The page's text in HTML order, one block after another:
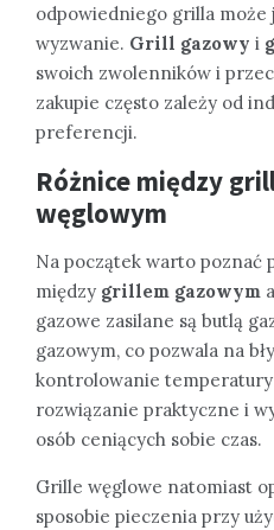
odpowiedniego grilla może
wyzwanie. Grill gazowy i
swoich zwolenników i
zakupie często zależy od
preferencji.
Różnice między
węglowym
Na początek warto poznać
między grillem gazowym a
gazowe zasilane są butlą
gazowym, co pozwala na
kontrolowanie temperatury
rozwiązanie praktyczne i
osób ceniących sobie czas.
Grille węglowe natomiast
sposobie pieczenia przy